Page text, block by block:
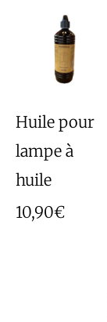
Huile pour
lampe à
huile
10,90€